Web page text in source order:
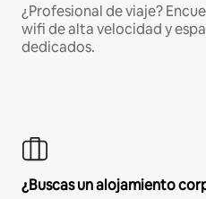
¿Profesional de viaje?
wifi de alta velocidad y
dedicados.
¿Buscas un alojamiento